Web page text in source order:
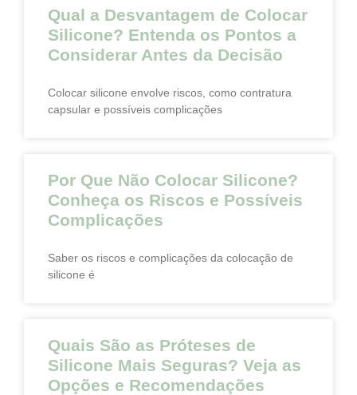
Qual a Desvantagem de Colocar
Silicone? Entenda os Pontos a
Considerar Antes da Decisão
Colocar silicone envolve riscos, como contratura
capsular e possíveis complicações
Por Que Não Colocar Silicone?
Conheça os Riscos e Possíveis
Complicações
Saber os riscos e complicações da colocação de
silicone é
Quais São as Próteses de
Silicone Mais Seguras? Veja as
Opções e Recomendações